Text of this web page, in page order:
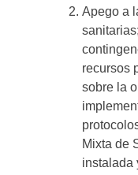
Apego a
recursos
sobre la
Mixta de
instalada